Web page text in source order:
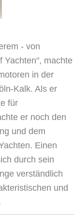
- von
Yachten", machte
in der
Kalk. Als er
für
er noch den
und dem
Einen
durch sein
verständlich
und